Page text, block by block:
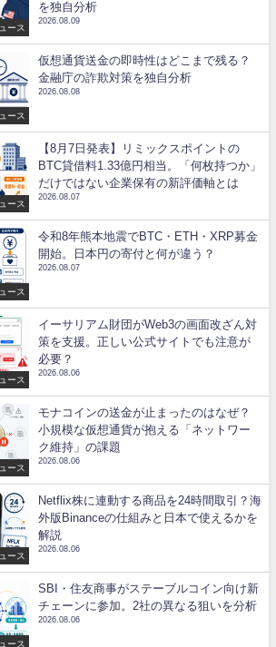
ース
を独自分析
2026.08.09
ース
仮想通貨送金の即時性はどこまで残る？
金融庁の詐欺対策を独自分析
2026.08.08
ース
【8月7日発表】リミックスポイントの
BTC貸借料1.33億円相当。「何枚持つか」
だけではない企業保有の新評価軸とは
2026.08.07
ース
令和8年熊本地震でBTC・ETH・XRP募金
開始。日本円の寄付と何が違う？
2026.08.07
ース
イーサリアム財団がWeb3の画面改ざん対
策を支援。正しい公式サイトでも注意が
必要？
2026.08.06
ース
モナコインの送金が止まったのはなぜ？
小規模な仮想通貨が抱える「ネットワー
ク維持」の課題
2026.08.06
ース
Netflix株に連動する商品を24時間取引？海
外版Binanceの仕組みと日本で使えるかを
解説
2026.08.06
ース
SBI・住友商事がステーブルコイン向け新
チェーンに参加。2社の異なる狙いを分析
2026.08.06